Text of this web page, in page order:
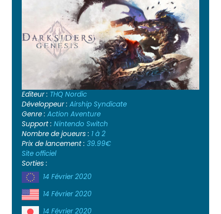
Editeur : THQ Nordic
Développeur : Airship Syndicate
Genre : Action Aventure
Support : Nintendo Switch
Nombre de joueurs : 1 à 2
Prix de lancement : 39.99€
Site officiel
Sorties :
14 Février 2020
14 Février 2020
14 Février 2020